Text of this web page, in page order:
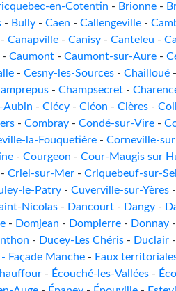
en-Cotentin - Brionne -
- Bully - Caen - Callengeville -
- Canapville - Canisy - Canteleu -
- Caumont - Caumont-sur-Aure -
- Cesny-les-Sources - Chailloué -
- Champsecret -
Aubin - Clécy - Cléon - Clères -
- Combray - Condé-sur-Vire -
la-Fouquetière - Corneville-
- Courgeon - Cour-Maugis sur
- Criel-sur-Mer - Criquebeuf-sur-
le-Patry - Cuverville-sur-Yères -
Nicolas - Dancourt - Dangy -
- Domjean - Dompierre - Donnay -
- Ducey-Les Chéris - Duclair -
Façade Manche - Eaux
- Écouché-les-Vallées -